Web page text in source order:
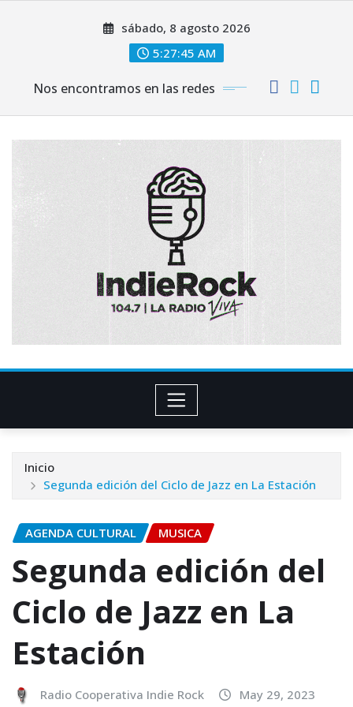
sábado, 8 agosto 2026
5:27:47 AM
Nos encontramos en las redes
Inicio
Segunda edición del Ciclo de Jazz en La Estación
AGENDA CULTURAL MUSICA
Segunda edición del
Ciclo de Jazz en La
Estación
Radio Cooperativa Indie Rock May 29, 2023